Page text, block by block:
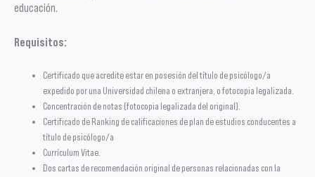
educación.
Requisitos:
Certificado que acredite estar en posesión del título de psicólogo/a
expedido por una Universidad chilena o extranjera, o fotocopia legalizada.
Concentración de notas (fotocopia legalizada del original).
Certificado de Ranking de calificaciones de plan de estudios conducentes a
título de psicólogo/a
Currículum Vitae.
Dos cartas de recomendación original de personas relacionadas con la